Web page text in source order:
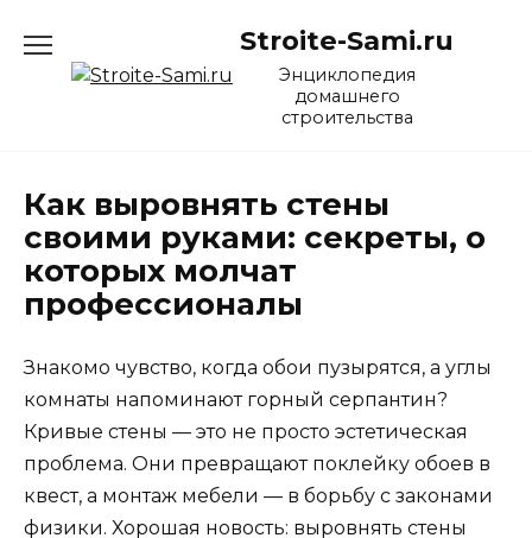
содержанию
Stroite-Sami.ru
Энциклопедия
домашнего
строительства
Как выровнять стены
своими руками: секреты, о
которых молчат
профессионалы
Знакомо чувство, когда обои пузырятся, а углы
комнаты напоминают горный серпантин?
Кривые стены — это не просто эстетическая
проблема. Они превращают поклейку обоев в
квест, а монтаж мебели — в борьбу с законами
физики. Хорошая новость: выровнять стены